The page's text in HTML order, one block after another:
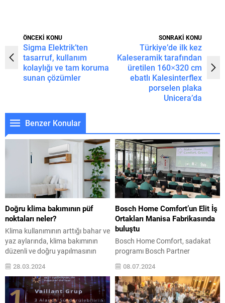
ÖNCEKİ KONU
Sigma Elektrik’ten
tasarruf, kullanım
kolaylığı ve tam koruma
sunan çözümler
SONRAKİ KONU
Türkiye’de ilk kez
Kaleseramik tarafından
üretilen 160×320 cm
ebatlı Kalesinterflex
porselen plaka
Unicera’da
Benzer Konular
Doğru klima bakımının püf
noktaları neler?
Klima kullanımının arttığı bahar ve
yaz aylarında, klima bakımının
düzenli ve doğru yapılmasının
hem ay sonundaki elektrik
faturalarına hem de insan
sağlığına olumlu etkileri olduğuna
vurgu yapan Toshiba Ürün
28.03.2024
Bosch Home Comfort’un Elit İş
Ortakları Manisa Fabrikasında
buluştu
Bosch Home Comfort, sadakat
programı Bosch Partner
Programın 25 elit üyesini, 1-2
Temmuz tarihlerinde Manisa
Fabrikasında ağırladı.
İklimlendirme sektörünün önde
08.07.2024